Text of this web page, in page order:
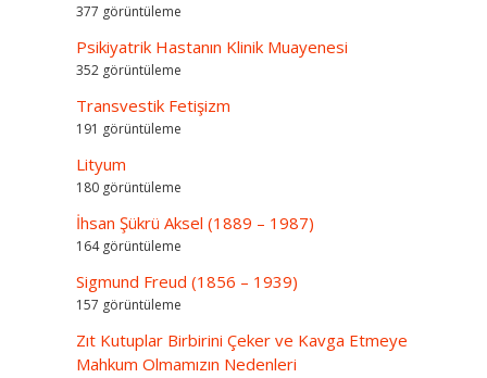
377 görüntüleme
Psikiyatrik Hastanın Klinik Muayenesi
352 görüntüleme
Transvestik Fetişizm
191 görüntüleme
Lityum
180 görüntüleme
İhsan Şükrü Aksel (1889 – 1987)
164 görüntüleme
Sigmund Freud (1856 – 1939)
157 görüntüleme
Zıt Kutuplar Birbirini Çeker ve Kavga Etmeye
Mahkum Olmamızın Nedenleri